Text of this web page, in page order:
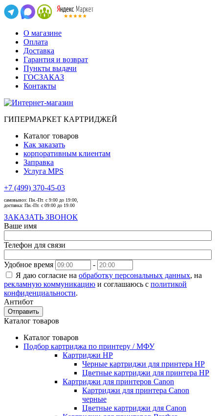
О магазине
Оплата
Доставка
Гарантия и возврат
Пункты выдачи
ГОСЗАКАЗ
Контакты
ГИПЕРМАРКЕТ КАРТРИДЖЕЙ
Каталог товаров
Как заказать
корпоративным клиентам
Заправка
Услуга MPS
+7 (499) 370-45-03
самовывоз: Пн.-Пт. с 9:00 до 19:00,
доставка: Пн.-Пт. с 09:00 до 19.00
ЗАКАЗАТЬ ЗВОНОК
Ваше имя
Телефон для связи
Удобное время
-
Я даю согласие на обработку персональных данных, на
рекламную коммуникацию и соглашаюсь с политикой
конфиденциальности.
Антибот
Отправить
Каталог товаров
Каталог товаров
Подбор картриджа по принтеру / МФУ
Картриджи HP
Черные картриджи для принтера HP
Цветные картриджи для принтера HP
Картриджи для принтеров Сanon
Картриджи для принтера Сanon
черные
Цветные картриджи для Сanon